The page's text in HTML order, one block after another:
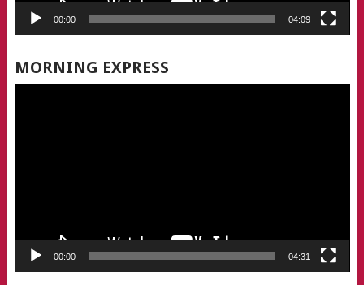
00:00 04:09
MORNING EXPRESS
00:00 04:31